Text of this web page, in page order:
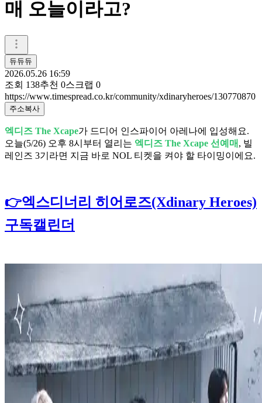
매 오늘이라고?
듀듀듀
2026.05.26 16:59
조회 138추천 0스크랩 0
https://www.timespread.co.kr/community/xdinaryheroes/130770870
주소복사
엑디즈 The Xcape가 드디어 인스파이어 아레나에 입성해요.
오늘(5/26) 오후 8시부터 열리는 엑디즈 The Xcape 선예매 , 빌
레인즈 3기라면 지금 바로 NOL 티켓을 켜야 할 타이밍이에요.
👉엑스디너리 히어로즈(Xdinary Heroes)
구독캘린더